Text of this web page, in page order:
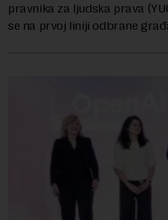
pravnika za ljudska prava
se na prvoj liniji odbrane